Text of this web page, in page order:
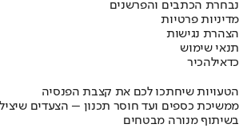
נבחרת הכתבים והפרשנים
מדיניות פרטיות
הצהרת נגישות
תנאי שימוש
כדאילהכיר
הטעויות שיחתכו לכם את קצבת הפנסיה
ממשיכת כספים ועד חוסר תכנון – הצעדים
בשיתוף מנורה מבטחים